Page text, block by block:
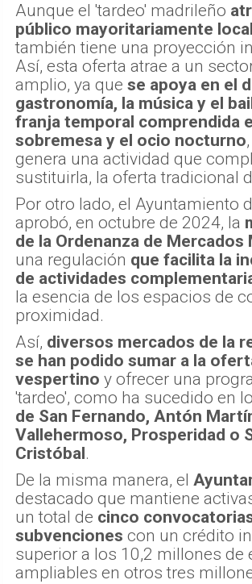
Aunque el 'tardeo' madrileño
público mayoritariamente local
también tiene una proyección
Así, esta oferta atrae a un
amplio, ya que se apoya en el
gastronomía, la música y el
franja temporal comprendida
sobremesa y el ocio nocturno
genera una actividad que
sustituirla, la oferta tradicional
Por otro lado, el Ayuntamiento
aprobó, en octubre de 2024, la
de la Ordenanza de Mercados
una regulación que facilita la
de actividades
la esencia de los espacios de
proximidad.
Así, diversos mercados de la
se han podido sumar a la
vespertino y ofrecer una
'tardeo', como ha sucedido en
de San Fernando, Antón
Vallehermoso, Prosperidad o
Cristóbal.
De la misma manera, el
destacado que mantiene
un total de cinco
subvenciones con un crédito
superior a los 10,2 millones de
ampliables en otros tres